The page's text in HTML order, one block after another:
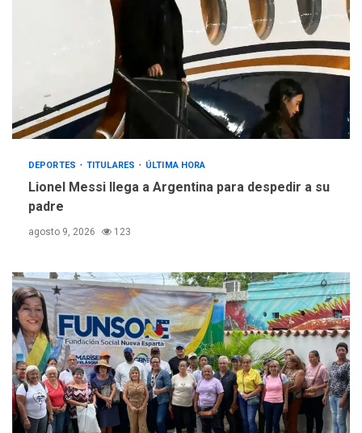
DEPORTES TITULARES ÚLTIMA HORA
Lionel Messi llega a Argentina para despedir a su
padre
agosto 9, 2026 123